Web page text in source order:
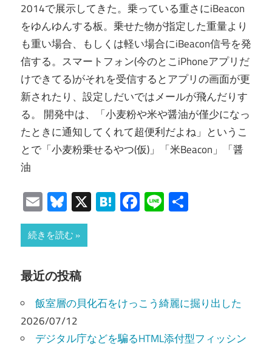
2014で展示してきた。乗っている重さにiBeacon
をゆんゆんする板。乗せた物が指定した重量より
も重い場合、もしくは軽い場合にiBeacon信号を発
信する。スマートフォン(今のとこiPhoneアプリだ
けできてる)がそれを受信するとアプリの画面が更
新されたり、設定しだいではメールが飛んだりす
る。 開発中は、「小麦粉や米や醤油が僅少になっ
たときに通知してくれて超便利だよね」というこ
とで「小麦粉乗せるやつ(仮)」「米Beacon」「醤
油
EmailBluesky
X Hatena
Facebook
Line
続きを読む
最近の投稿
飯室層の貝化石をけっこう綺麗に掘り出した
2026/07/12
デジタル庁などを騙るHTML添付型フィッシン